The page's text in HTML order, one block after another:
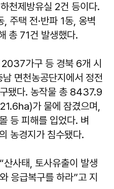
천제방유실 2건 등이다.
주택 전·반파 1동, 옹벽
총 71건 발생했다.
가구 등 경북 6개 시
면천농공단지에서 정전
됐다. 농작물 총 8437.9
㏊)가 물에 잠겼으며,
등 피해를 입었다. 벼
경지가 침수됐다.
사태, 토사유출이 발생
응급복구를 하라”고 지